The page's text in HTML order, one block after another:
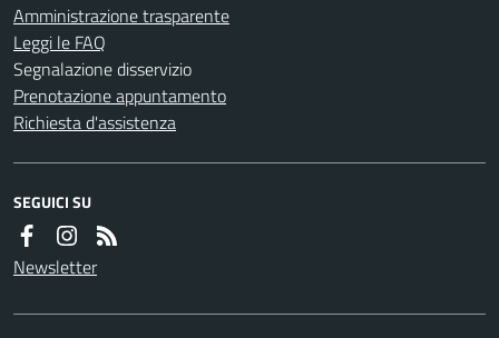
Amministrazione trasparente
Leggi le FAQ
Segnalazione disservizio
Prenotazione appuntamento
Richiesta d'assistenza
SEGUICI SU
Newsletter